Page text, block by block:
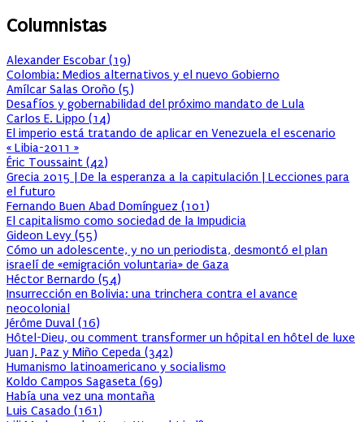
Columnistas
Alexander Escobar (19)
Colombia: Medios alternativos y el nuevo Gobierno
Amílcar Salas Oroño (5)
Desafíos y gobernabilidad del próximo mandato de Lula
Carlos E. Lippo (14)
El imperio está tratando de aplicar en Venezuela el escenario
« Libia-2011 »
Éric Toussaint (42)
Grecia 2015 | De la esperanza a la capitulación | Lecciones para
el futuro
Fernando Buen Abad Domínguez (101)
El capitalismo como sociedad de la Impudicia
Gideon Levy (55)
Cómo un adolescente, y no un periodista, desmontó el plan
israelí de «emigración voluntaria» de Gaza
Héctor Bernardo (54)
Insurrección en Bolivia: una trinchera contra el avance
neocolonial
Jérôme Duval (16)
Hôtel-Dieu, ou comment transformer un hôpital en hôtel de luxe
Juan J. Paz y Miño Cepeda (342)
Humanismo latinoamericano y socialismo
Koldo Campos Sagaseta (69)
Había una vez una montaña
Luis Casado (161)